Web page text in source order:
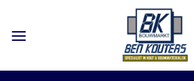
inhoud